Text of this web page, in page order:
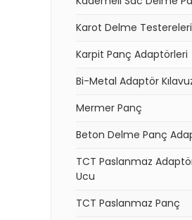
Karot Delme Testereleri
Karpit Panç Adaptörleri
Bi-Metal Adaptör
Mermer Panç
Beton Delme Panç
TCT Paslanmaz
Ucu
TCT Paslanmaz Panç